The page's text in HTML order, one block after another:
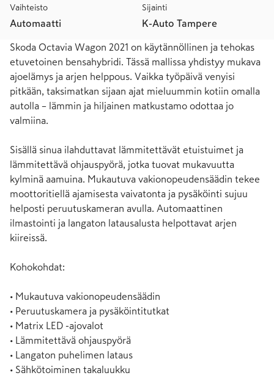
Vaihteisto
Automaatti
Sijainti
K-Auto Tampere
Skoda Octavia Wagon 2021 on käytännöllinen ja tehokas
etuvetoinen bensahybridi. Tässä mallissa yhdistyy mukava
ajoelämys ja arjen helppous. Vaikka työpäivä venyisi
pitkään, taksimatkan sijaan ajat mieluummin kotiin omalla
autolla – lämmin ja hiljainen matkustamo odottaa jo
valmiina.
Sisällä sinua ilahduttavat lämmitettävät etuistuimet ja
lämmitettävä ohjauspyörä, jotka tuovat mukavuutta
kylminä aamuina. Mukautuva vakionopeudensäädin tekee
moottoritiellä ajamisesta vaivatonta ja pysäköinti sujuu
helposti peruutuskameran avulla. Automaattinen
ilmastointi ja langaton latausalusta helpottavat arjen
kiireissä.
Kohokohdat:
• Mukautuva vakionopeudensäädin
• Peruutuskamera ja pysäköintitutkat
• Matrix LED -ajovalot
• Lämmitettävä ohjauspyörä
• Langaton puhelimen lataus
• Sähkötoiminen takaluukku